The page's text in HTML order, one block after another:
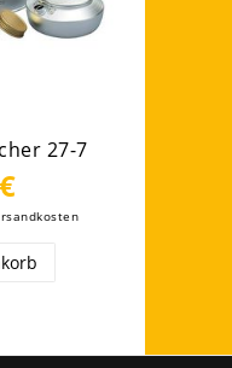
27-7